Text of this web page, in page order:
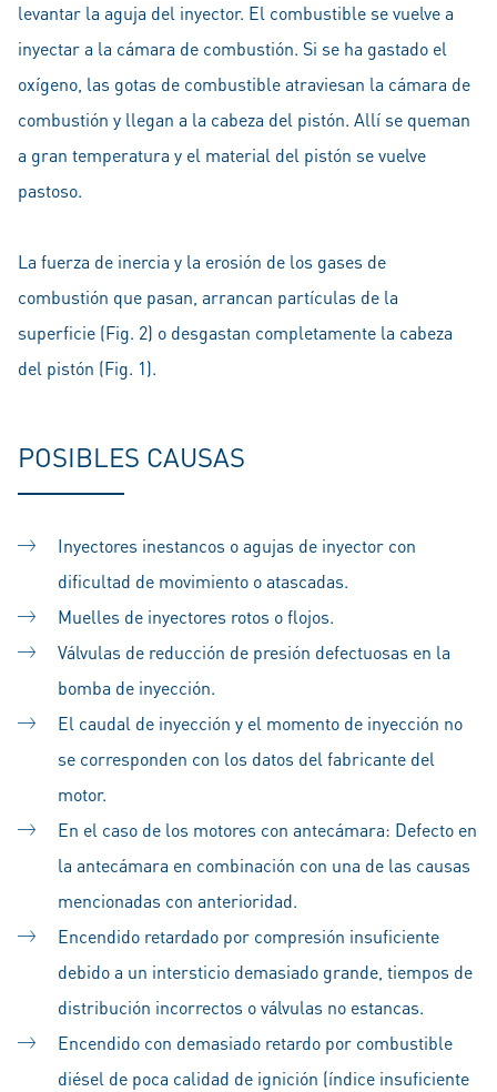
levantar la aguja del inyector. El combustible se vuelve a
inyectar a la cámara de combustión. Si se ha gastado el
oxígeno, las gotas de combustible atraviesan la cámara de
combustión y llegan a la cabeza del pistón. Allí se queman
a gran temperatura y el material del pistón se vuelve
pastoso.
La fuerza de inercia y la erosión de los gases de
combustión que pasan, arrancan partículas de la
superficie (Fig. 2) o desgastan completamente la cabeza
del pistón (Fig. 1).
POSIBLES CAUSAS
Inyectores inestancos o agujas de inyector con
dificultad de movimiento o atascadas.
Muelles de inyectores rotos o flojos.
Válvulas de reducción de presión defectuosas en la
bomba de inyección.
El caudal de inyección y el momento de inyección no
se corresponden con los datos del fabricante del
motor.
En el caso de los motores con antecámara: Defecto en
la antecámara en combinación con una de las causas
mencionadas con anterioridad.
Encendido retardado por compresión insuficiente
debido a un intersticio demasiado grande, tiempos de
distribución incorrectos o válvulas no estancas.
Encendido con demasiado retardo por combustible
diésel de poca calidad de ignición (índice insuficiente